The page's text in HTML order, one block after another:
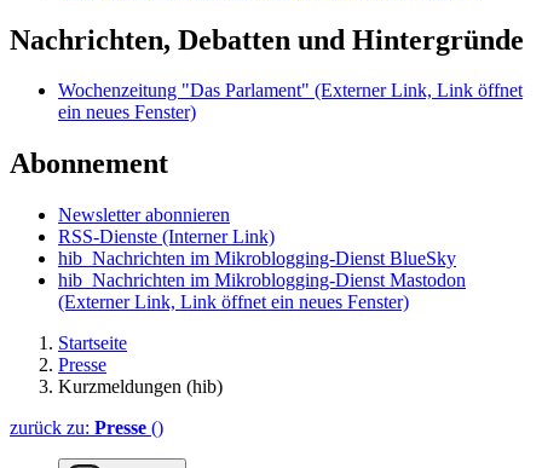
Nachrichten, Debatten und Hintergründe
Wochenzeitung "Das Parlament" (Externer Link, Link öffnet
ein neues Fenster)
Abonnement
Newsletter abonnieren
RSS-Dienste (Interner Link)
hib_Nachrichten im Mikroblogging-Dienst BlueSky
hib_Nachrichten im Mikroblogging-Dienst Mastodon
(Externer Link, Link öffnet ein neues Fenster)
Startseite
Presse
Kurzmeldungen (hib)
zurück zu: Presse ()